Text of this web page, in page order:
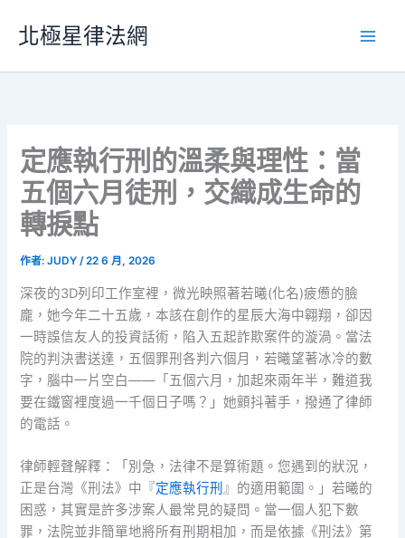
要
北極星律法網
定應執行刑的溫柔與理性：當
五個六月徒刑，交織成生命的
轉捩點
作者:JUDY/22 6 月, 2026
深夜的3D列印工作室裡，微光映照著若曦(化名)疲憊的臉
龐，她今年二十五歲，本該在創作的星辰大海中翱翔，卻因
一時誤信友人的投資話術，陷入五起詐欺案件的漩渦。當法
院的判決書送達，五個罪刑各判六個月，若曦望著冰冷的數
字，腦中一片空白——「五個六月，加起來兩年半，難道我
要在鐵窗裡度過一千個日子嗎？」她顫抖著手，撥通了律師
的電話。
律師輕聲解釋：「別急，法律不是算術題。您遇到的狀況，
正是台灣《刑法》中『定應執行刑』的適用範圍。」若曦的
困惑，其實是許多涉案人最常見的疑問。當一個人犯下數
罪，法院並非簡單地將所有刑期相加，而是依據《刑法》第